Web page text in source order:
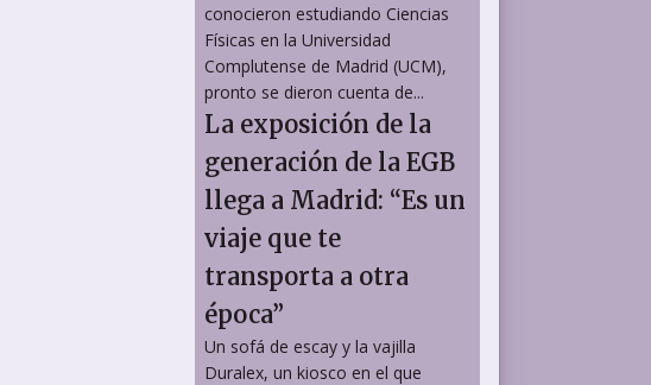
conocieron estudiando Ciencias
Físicas en la Universidad
Complutense de Madrid (UCM),
pronto se dieron cuenta de...
La exposición de la
generación de la EGB
llega a Madrid: “Es un
viaje que te
transporta a otra
época”
Un sofá de escay y la vajilla
Duralex, un kiosco en el que